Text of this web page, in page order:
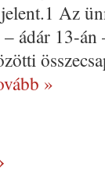
Az
ádár 13-
»